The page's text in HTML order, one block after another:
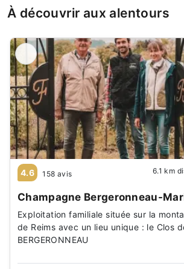
À découvrir aux alentours
4.6 158 avis 6.1 km
Champagne Bergeronneau-
Exploitation familiale située sur la
de Reims avec un lieu unique : le Clos
BERGERONNEAU